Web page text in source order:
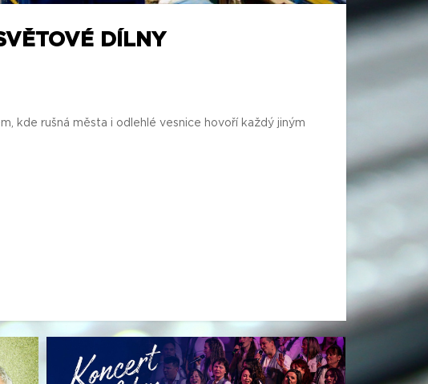
DÍLNY
kde rušná města i odlehlé vesnice hovoří každý jiným